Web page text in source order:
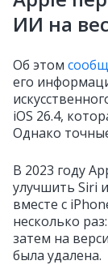
ИИ на
Об этом
его
iOS 26.4,
Однако
В 2023 году
улучшить Siri
вместе с
несколько
затем на
была удалена.